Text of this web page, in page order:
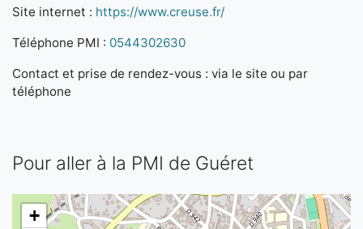
Site internet : https://www.creuse.fr/
Téléphone PMI : 0544302630
Contact et prise de rendez-vous : via le site ou par
téléphone
Pour aller à la PMI de Guéret
+